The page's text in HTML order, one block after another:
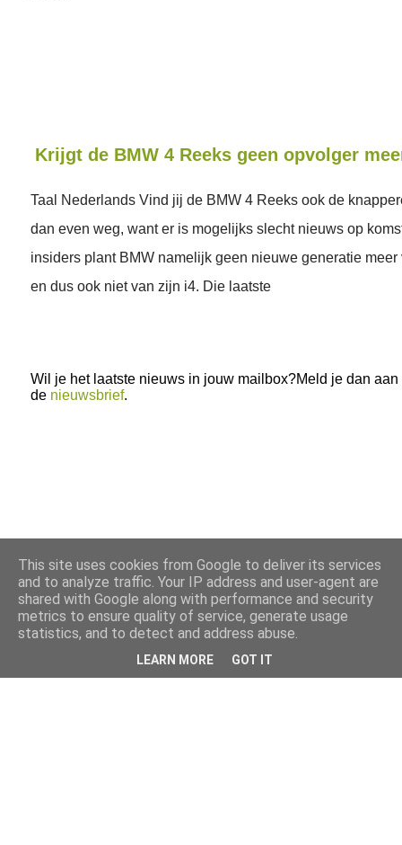
Krijgt de BMW 4 Reeks geen opvolger
Taal Nederlands Vind jij de BMW 4 Reeks ook de
dan even weg, want er is mogelijks slecht nieuws op
insiders plant BMW namelijk geen nieuwe generatie meer
en dus ook niet van zijn i4. Die laatste
Wil je het laatste nieuws in jouw mailbox?Meld je dan aan
de nieuwsbrief.
This site uses cookies from Google to deliver its services
and to analyze traffic. Your IP address and user-agent are
shared with Google along with performance and security
metrics to ensure quality of service, generate usage
statistics, and to detect and address abuse.
LEARN MORE GOT IT